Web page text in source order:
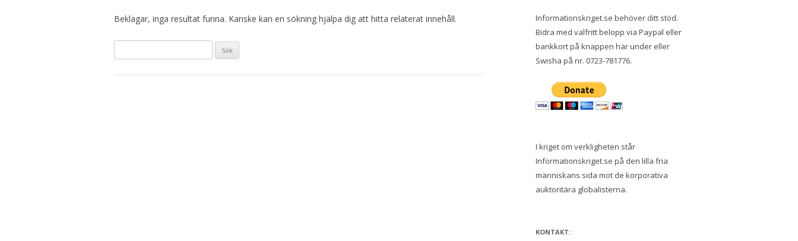
Beklagar, inga resultat funna. Kanske kan en sökning hjälpa dig att hitta relaterat innehåll.
ö
Informationskriget.se behöver ditt stöd.
Bidra med valfritt belopp via Paypal eller
bankkort på knappen här under eller
Swisha på nr. 0723-781776.
I kriget om verkligheten står
Informationskriget.se på den lilla fria
människans sida mot de korporativa
auktoritära globalisterna.
KONTAKT: